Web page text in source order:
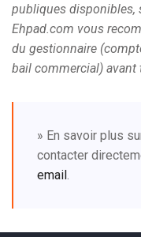
publiques disponibles,
Ehpad.com vous
du gestionnaire
bail commercial) avant
» En savoir plus
contacter
email